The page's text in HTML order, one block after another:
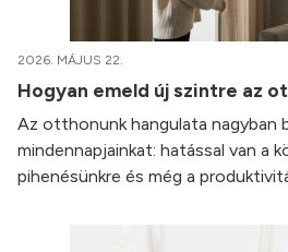
2026. MÁJUS 22.
Hogyan emeld új szintre az
Az otthonunk hangulata nagyban
mindennapjainkat: hatással van a
pihenésünkre és még a